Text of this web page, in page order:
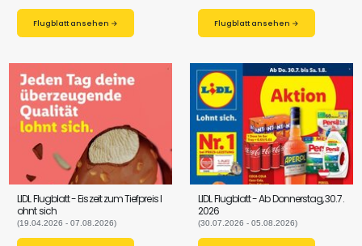
Flugblatt ansehen → Flugblatt ansehen →
LIDL Flugblatt - Eiszeit zum Tiefpreis l
ohnt sich
(19.04.2026 - 07.08.2026)
LIDL Flugblatt - Ab Donnerstag, 30.7.
2026
(30.07.2026 - 05.08.2026)